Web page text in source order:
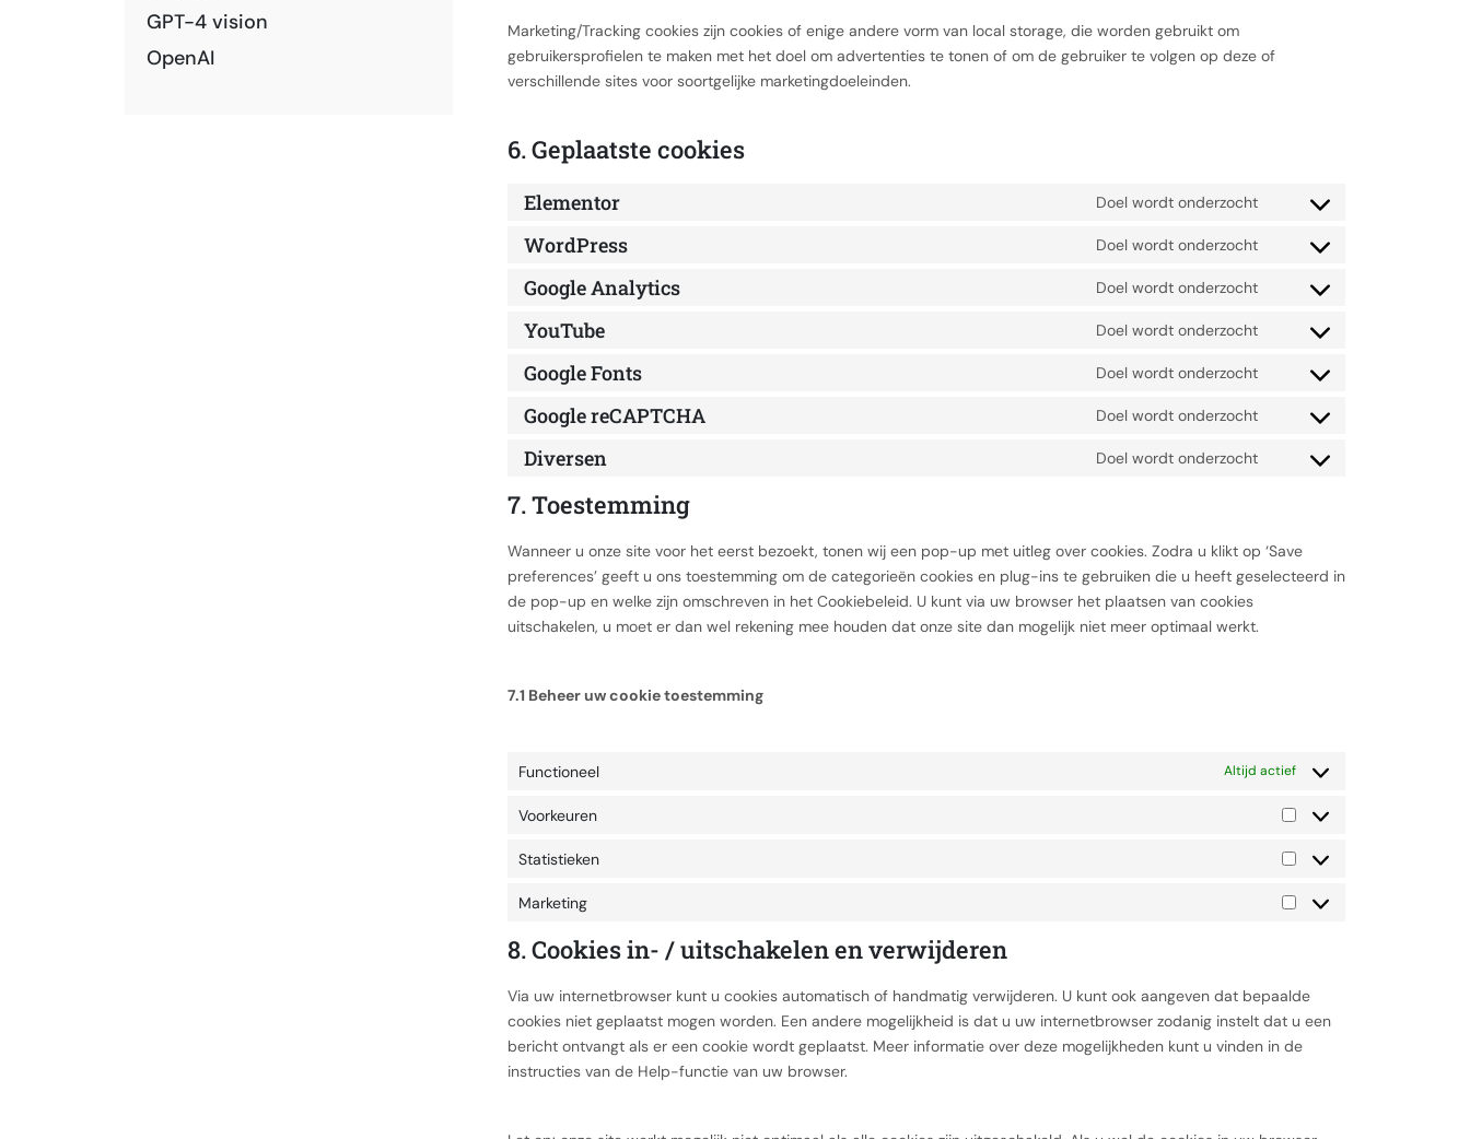
GPT-4 vision
OpenAI
Marketing/Tracking cookies zijn cookies of enige andere vorm van local storage, die worden gebruikt om
gebruikersprofielen te maken met het doel om advertenties te tonen of om de gebruiker te volgen op deze of
verschillende sites voor soortgelijke marketingdoeleinden.
6. Geplaatste cookies
Elementor Doel wordt onderzocht
WordPress Doel wordt onderzocht
Google Analytics Doel wordt onderzocht
YouTube Doel wordt onderzocht
Google Fonts Doel wordt onderzocht
Google reCAPTCHA Doel wordt onderzocht
Diversen Doel wordt onderzocht
7. Toestemming
Wanneer u onze site voor het eerst bezoekt, tonen wij een pop-up met uitleg over cookies. Zodra u klikt op ‘Save
preferences’ geeft u ons toestemming om de categorieën cookies en plug-ins te gebruiken die u heeft geselecteerd in
de pop-up en welke zijn omschreven in het Cookiebeleid. U kunt via uw browser het plaatsen van cookies
uitschakelen, u moet er dan wel rekening mee houden dat onze site dan mogelijk niet meer optimaal werkt.
7.1 Beheer uw cookie toestemming
Functioneel Altijd actief
Voorkeuren
Statistieken
Marketing
8. Cookies in- / uitschakelen en verwijderen
Via uw internetbrowser kunt u cookies automatisch of handmatig verwijderen. U kunt ook aangeven dat bepaalde
cookies niet geplaatst mogen worden. Een andere mogelijkheid is dat u uw internetbrowser zodanig instelt dat u een
bericht ontvangt als er een cookie wordt geplaatst. Meer informatie over deze mogelijkheden kunt u vinden in de
instructies van de Help-functie van uw browser.